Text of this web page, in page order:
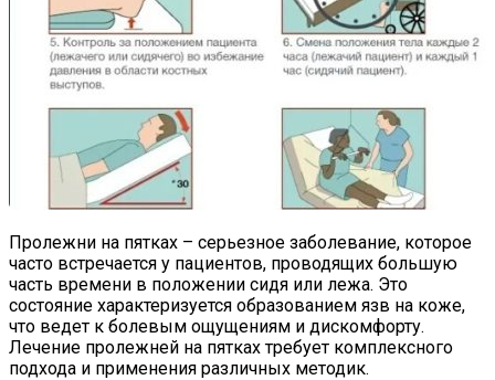
Пролежни на пятках – серьезное заболевание, которое
часто встречается у пациентов, проводящих большую
часть времени в положении сидя или лежа. Это
состояние характеризуется образованием язв на коже,
что ведет к болевым ощущениям и дискомфорту.
Лечение пролежней на пятках требует комплексного
подхода и применения различных методик.